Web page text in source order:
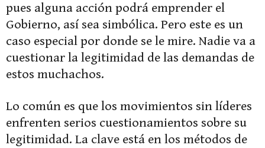
pues alguna acción podrá emprender el
Gobierno, así sea simbólica. Pero este es un
caso especial por donde se le mire. Nadie va a
cuestionar la legitimidad de las demandas de
estos muchachos.
Lo común es que los movimientos sin líderes
enfrenten serios cuestionamientos sobre su
legitimidad. La clave está en los métodos de